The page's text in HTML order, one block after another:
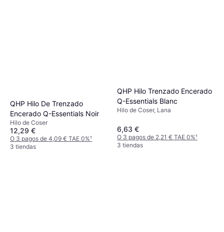
QHP Hilo De Trenzado
Encerado Q-Essentials Noir
Hilo de Coser
12,29 €
O 3 pagos de 4,09 € TAE 0%¹
3 tiendas
QHP Hilo Trenzado Encerado
Q-Essentials Blanc
Hilo de Coser, Lana
6,63 €
O 3 pagos de 2,21 € TAE 0%¹
3 tiendas